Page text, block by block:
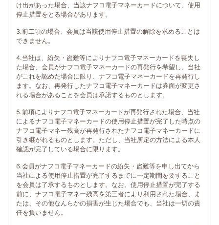
け出があった場合、当該ナフコ電子マネーカードについて、使用
停止措置をとる場合があります。
3.前二項の場合、会員は当該使用停止措置の解除を求めることは
できません。
4.当社は、紛失・盗難等によりナフコ電子マネーカードを喪失し
た場合、会員がナフコ電子マネーカードの再発行を希望し、当社
がこれを認めた場合に限り、ナフコ電子マネーカードを再発行し
ます。なお、再発行したナフコ電子マネーカードは券面が変更さ
れる場合があることを会員は承諾するものとします。
5.前項によりナフコ電子マネーカードが再発行された場合、当社
によるナフコ電子マネーカードの使用停止措置が完了した時点の
ナフコ電子マネー残高が再発行されたナフコ電子マネーカードに
引き継がれるものとします。ただし、当社所定の方法による本人
確認が完了している場合に限ります。
6.会員がナフコ電子マネーカードの紛失・盗難等を申し出てから
当社による使用停止措置が完了するまでに一定期間を要すること
を会員は了承するものとします。なお、使用停止措置が完了する
前に、ナフコ電子マネー残高を第三者により利用された場合、ま
たは、その他なんらかの損害が生じた場合でも、当社は一切の責
任を負いません。